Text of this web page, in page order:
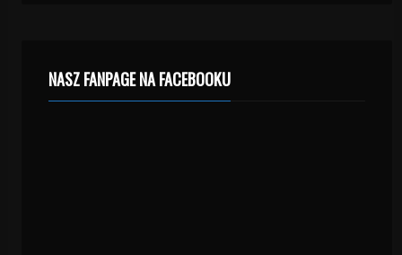
NASZ FANPAGE NA FACEBOOKU